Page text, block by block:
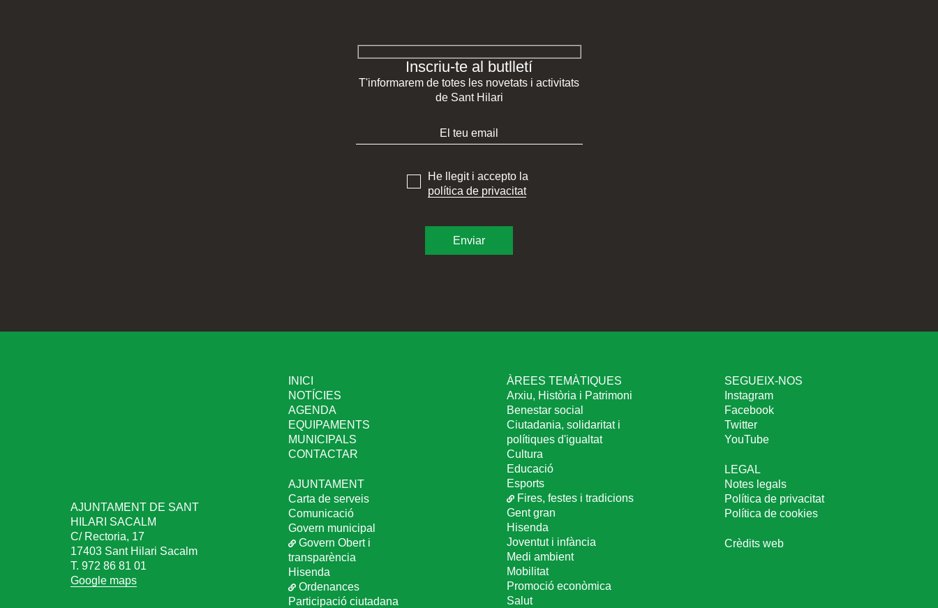
Inscriu-te al butlletí
T'informarem de totes les novetats i activitats
de Sant Hilari
He llegit i accepto la
política de privacitat
AJUNTAMENT DE SANT
HILARI SACALM
C/ Rectoria, 17
17403 Sant Hilari Sacalm
T. 972 86 81 01
Google maps
INICI
NOTÍCIES
AGENDA
EQUIPAMENTS
MUNICIPALS
CONTACTAR
AJUNTAMENT
Carta de serveis
Comunicació
Govern municipal
Govern Obert i
transparència
Hisenda
Ordenances
Participació ciutadana
ÀREES TEMÀTIQUES
Arxiu, Història i Patrimoni
Benestar social
Ciutadania, solidaritat i
polítiques d'igualtat
Cultura
Educació
Esports
Fires, festes i tradicions
Gent gran
Hisenda
Joventut i infància
Medi ambient
Mobilitat
Promoció econòmica
Salut
SEGUEIX-NOS
Instagram
Facebook
Twitter
YouTube
LEGAL
Notes legals
Política de privacitat
Política de cookies
Crèdits web